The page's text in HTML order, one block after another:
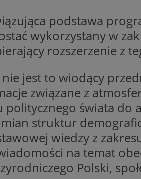
podstawa
wykorzystany w
rozszerzenie z
jest to wiodący
związane z
politycznego świata
struktur
wiedzy z
na temat
Polski,
__cf_bm
Nazwa
_clck
_ga
Nazwa
ANONCHK
Nazwa
openstat_gid